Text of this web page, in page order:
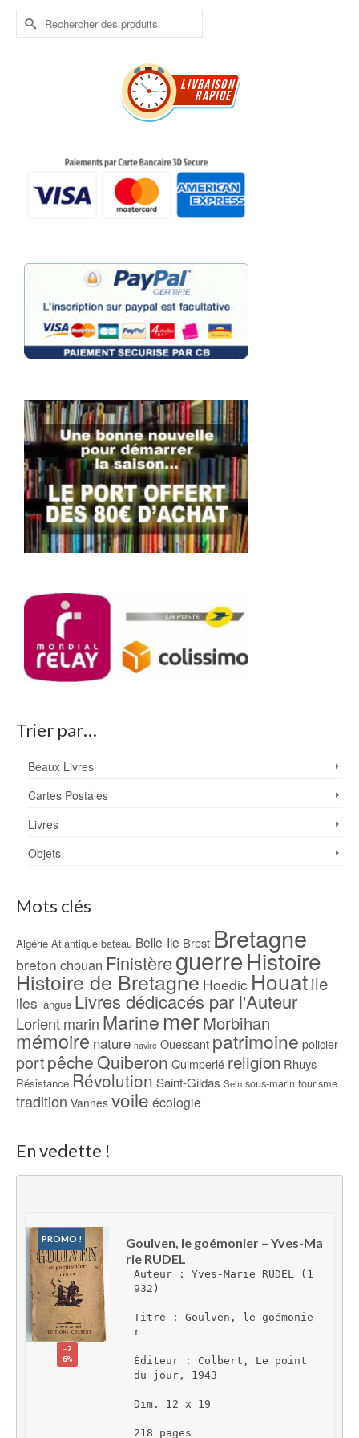
Rechercher :
Trier par…
Beaux Livres
Cartes Postales
Livres
Objets
Mots clés
Algérie Atlantique bateau Belle-Ile Brest Bretagne
breton chouan FinistèreguerreHistoire
Histoire de Bretagne Hoedic Houatile
iles langue Livres dédicacés par l'Auteur
Lorientmarin Marine merMorbihan
mémoire nature navire Ouessant patrimoine policier
portpêcheQuiberon Quimperlé religion Rhuys
Résistance Révolution Saint-Gildas Sein sous-marin tourisme
tradition Vannes voile écologie
En vedette !
PROMO !
-2
6%
Goulven, le goémonier – Yves-Ma
rie RUDEL
Auteur : Yves-Marie RUDEL (1
932)
Titre : Goulven, le goémonie
r
Éditeur : Colbert, Le point
du jour, 1943
Dim. 12 x 19
218 pages